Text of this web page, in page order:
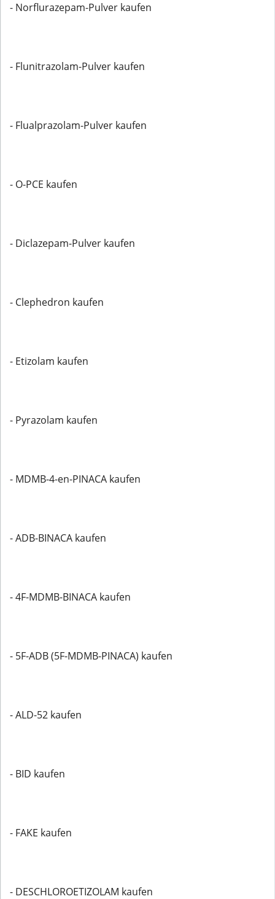
- Norflurazepam-Pulver kaufen
- Flunitrazolam-Pulver kaufen
- Flualprazolam-Pulver kaufen
- O-PCE kaufen
- Diclazepam-Pulver kaufen
- Clephedron kaufen
- Etizolam kaufen
- Pyrazolam kaufen
- MDMB-4-en-PINACA kaufen
- ADB-BINACA kaufen
- 4F-MDMB-BINACA kaufen
- 5F-ADB (5F-MDMB-PINACA) kaufen
- ALD-52 kaufen
- BID kaufen
- FAKE kaufen
- DESCHLOROETIZOLAM kaufen